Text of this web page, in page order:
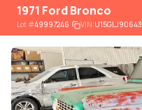
1971 Ford Bronco
Lot#49997246 VIN:U15GLJ90643